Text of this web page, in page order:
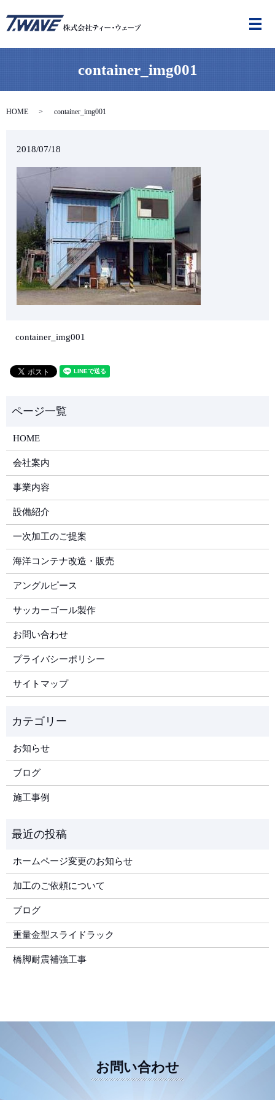
メ
container_img001
HOME container_img001
2018/07/18
container_img001
HOME
会社案内
事業内容
設備紹介
一次加工のご提案
海洋コンテナ改造・販売
アングルピース
サッカーゴール製作
お問い合わせ
プライバシーポリシー
サイトマップ
お知らせ
ブログ
施工事例
ホームページ変更のお知らせ
加工のご依頼について
ブログ
重量金型スライドラック
橋脚耐震補強工事
お問い合わせ